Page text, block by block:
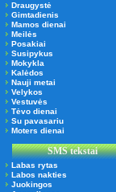
Draugystė
Gimtadienis
Mamos dienai
Meilės
Posakiai
Susipykus
Mokykla
Kalėdos
Nauji metai
Velykos
Vestuvės
Tėvo dienai
Su pavasariu
Moters dienai
SMS tekstai
Labas rytas
Labos nakties
Juokingos